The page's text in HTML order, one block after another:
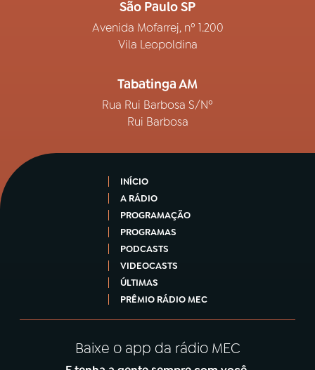
São Paulo SP
Avenida Mofarrej, nº 1.200
Vila Leopoldina
Tabatinga AM
Rua Rui Barbosa S/Nº
Rui Barbosa
INÍCIO
A RÁDIO
PROGRAMAÇÃO
PROGRAMAS
PODCASTS
VIDEOCASTS
ÚLTIMAS
PRÊMIO RÁDIO MEC
Baixe o app da rádio MEC